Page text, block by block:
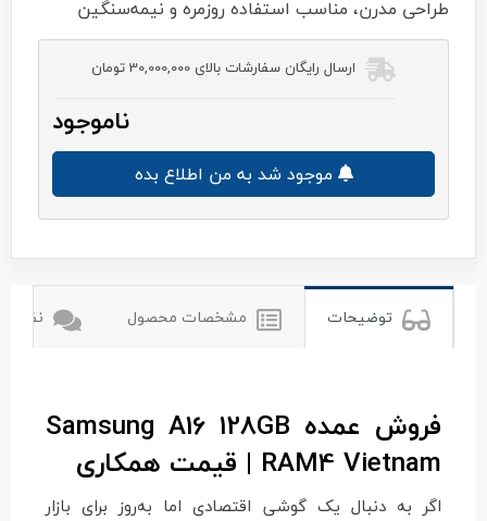
طراحی مدرن، مناسب استفاده روزمره و نیمه‌سنگین
ارسال رایگان سفارشات بالای 30,000,000 تومان
ناموجود
توضیحات مشخصات محصول نظرات
فروش عمده Samsung A16 128GB
RAM4 Vietnam | قیمت همکاری
اگر به دنبال یک گوشی اقتصادی اما به‌روز برای بازار